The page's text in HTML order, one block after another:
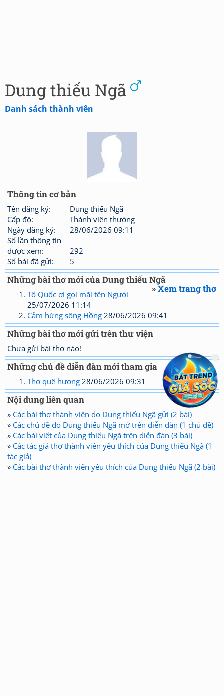
Dung thiếu Ngã
Danh sách thành viên
Thông tin cơ bản
Tên đăng ký:
Dung thiếu Ngã
Cấp độ:
Thành viên thường
Ngày đăng ký:
28/06/2026 09:11
Số lần thông tin
được xem:
292
Số bài đã gửi:
5
Những bài thơ mới của Dung thiếu Ngã
»Xem trang thơ
Tổ Quốc ơi gọi mãi tên Người
25/07/2026 11:14
Cảm hứng sông Hồng 28/06/2026 09:41
Những bài thơ mới gửi trên thư viện
Chưa gửi bài thơ nào!
Những chủ đề diễn đàn mới tham gia
Thơ quê hương 28/06/2026 09:31
Nội dung liên quan
» Các bài thơ thành viên do Dung thiếu Ngã gửi (2 bài)
» Các chủ đề do Dung thiếu Ngã mở trên diễn đàn (1 chủ đề)
» Các bài viết của Dung thiếu Ngã trên diễn đàn (3 bài)
» Các tác giả thơ thành viên yêu thích của Dung thiếu Ngã (1
tác giả)
» Các bài thơ thành viên yêu thích của Dung thiếu Ngã (2 bài)